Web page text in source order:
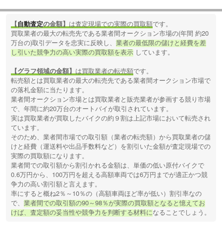
【自動査定の金額】 は査定現場での実際の買取額です。
買取業者の最大の転売先である業者間オークション市場の(年間 約20
万台の)取引データを忠実に反映し、業者の最低限の儲けと経費を差
し引いた競争力の高い実際の買取額を表示 しています。
【グラフ領域の金額】 は買取業者の転売額です。
転売額とは買取業者の最大の転売先である業者間オークション市場で
の落札金額に当たります。
業者間オークション市場とは買取業者と販売業者が参画する競り市場
で、年間に約20万台のオートバイが取引されています。
実は買取業者が買取したバイクの約９割は上記市場において転売され
ています。
そのため、業者間市場での取引額（業者の転売額）から買取業者の儲
けと経費（運送料や出品手数料など）を割引いた金額が査定現場での
実際の買取額になります。
業者間での取引額から割引かれる金額は、単価の低い原付バイクで
0.6万円から、100万円を超える高額車両では6万円までが適正かつ競
争力の高い割引額と言えます。
率にすると概ね2％～10％の（高額車両ほど率が低い）割引率なの
で、業者間での取引額の90～98％が実際の買取額となると憶えてお
けば、査定額の妥当性や競争力を判断する材料になることでしょう。